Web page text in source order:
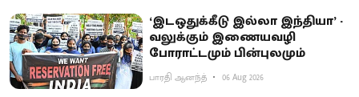
‘இடஒதுக்கீடு இல்லா இந்தியா’ -
வலுக்கும் இணையவழி
போராட்டமும் பின்புலமும்
பாரதி ஆனந்த் 06 Aug 2026